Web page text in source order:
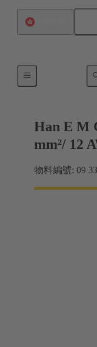
Han E M
mm²/ 12
物料編號: 09